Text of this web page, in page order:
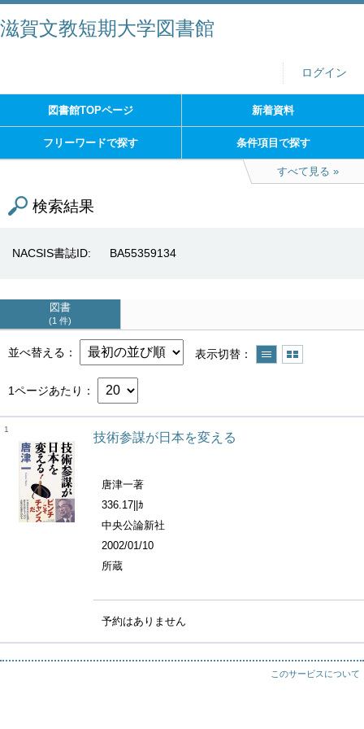
滋賀文教短期大学図書館
ログイン
図書館TOPページ 新着資料
フリーワードで探す 条件項目で探す
すべて見る
検索結果
NACSIS書誌ID BA55359134
図書
1 件
並べ替える 表示切替
1ページあたり
1
技術参謀が日本を変える
唐津一著
336.17||ｶ
中央公論新社
2002/01/10
所蔵
予約はありません
このサービスについて